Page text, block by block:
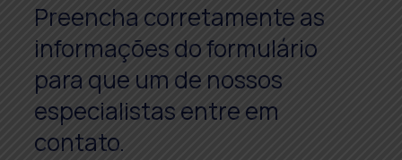
Preencha corretamente as
informações do formulário
para que um de nossos
especialistas entre em
contato.